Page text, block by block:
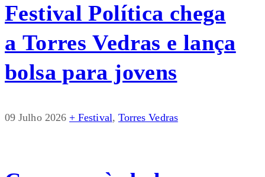
Festival Política chega
a Torres Vedras e lança
bolsa para jovens
09 Julho 2026 + Festival, Torres Vedras